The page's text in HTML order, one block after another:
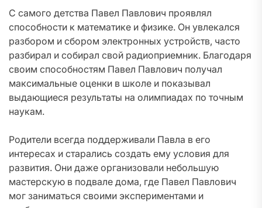
С самого детства Павел Павлович проявлял
способности к математике и физике. Он увлекался
разбором и сбором электронных устройств, часто
разбирал и собирал свой радиоприемник. Благодаря
своим способностям Павел Павлович получал
максимальные оценки в школе и показывал
выдающиеся результаты на олимпиадах по точным
наукам.
Родители всегда поддерживали Павла в его
интересах и старались создать ему условия для
развития. Они даже организовали небольшую
мастерскую в подвале дома, где Павел Павлович
мог заниматься своими экспериментами и